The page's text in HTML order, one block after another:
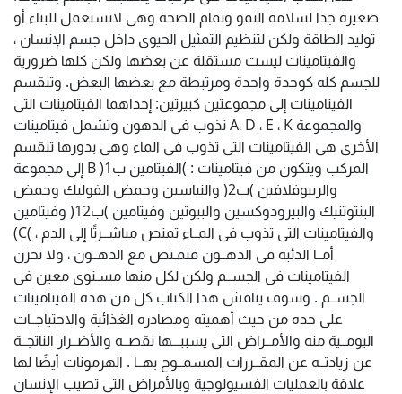
صغيرة جدا لسلامة النمو وتمام الصحة وهى لاتستعمل للبناء أو
توليد الطاقة ولكن لتنظيم التمثيل الحيوى داخل جسم الإنسان ،
والفيتامينات ليست مستقلة عن بعضها ولكن كلها ضرورية
للجسم كله كوحدة واحدة ومرتبطة مع بعضها البعض. وتنقسم
الفيتامينات إلى مجموعتين كبيرتين: إحداهما الفيتامينات التى
تذوب فى الدهون وتشمل فيتامينات A، D ، E ، K والمجموعة
الأخرى هى الفيتامينات التى تذوب فى الماء وهى بدورها تنقسم
إلى مجموعة B المركب ويتكون من فيتامينات : )الفيتامين ب1(
والريبوفلافين )ب2( والنياسين وحمض الفوليك وحمض
البنتوثنيك والبيرودوكسين والبيوتين وفيتامين )ب12( وفيتامين
)C( ، والفيتامينات التى تذوب فى المــاء تمتص مباشــرتًا إلى الدم
أمــا الذئبة فى الدهــون فتمـتص مع الدهــون ، ولا تخزن
الفيتامينات فى الجســم ولكن لكل منها مسـتوى معين فى
الجســم . وسوف يناقش هذا الكتاب كل من هذه الفيتامينات
على حده من حيث أهميته ومصادره الغذائية والاحتياجــات
اليومــية منه والأمــراض التى يسببـــها نقصــه والأضــرار الناتجــة
عن زيادتــه عن المقــررات المسمــوح بهــا . الهرمونات أيضًا لها
علاقة بالعمليات الفسيولوجية وبالأمراض التى تصيب الإنسان